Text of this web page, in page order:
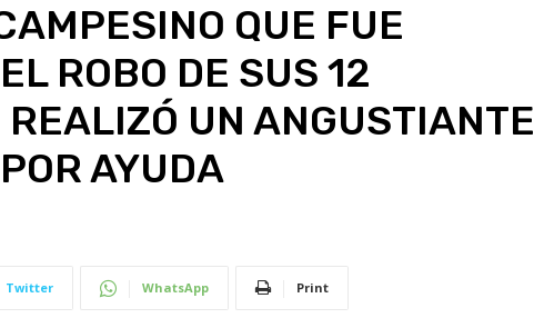
QUE FUE
ROBO DE SUS 12
REALIZÓ UN ANGUSTIANTE
AYUDA
Twitter WhatsApp Print